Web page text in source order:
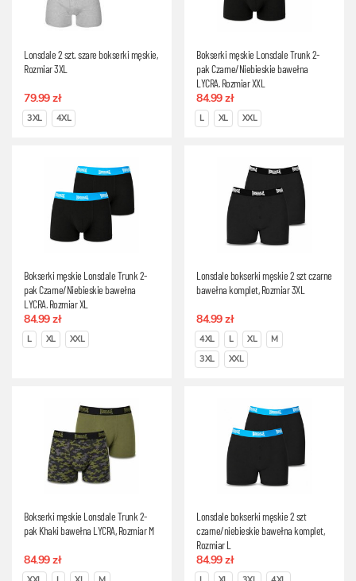
Lonsdale 2 szt. szare bokserki męskie,
Rozmiar 3XL
79.99 zł
3XL 4XL
Bokserki męskie Lonsdale Trunk 2-
pak Czarne/Niebieskie bawełna
LYCRA, Rozmiar XXL
84.99 zł
L XL XXL
Bokserki męskie Lonsdale Trunk 2-
pak Czarne/Niebieskie bawełna
LYCRA, Rozmiar XL
84.99 zł
L XL XXL
Lonsdale bokserki męskie 2 szt czarne
bawełna komplet, Rozmiar 3XL
84.99 zł
4XL L XL
M
3XL
XXL
Bokserki męskie Lonsdale Trunk 2-
pak Khaki bawełna LYCRA, Rozmiar M
84.99 zł
Lonsdale bokserki męskie 2 szt
czarne/niebieskie bawełna komplet,
Rozmiar L
84.99 zł